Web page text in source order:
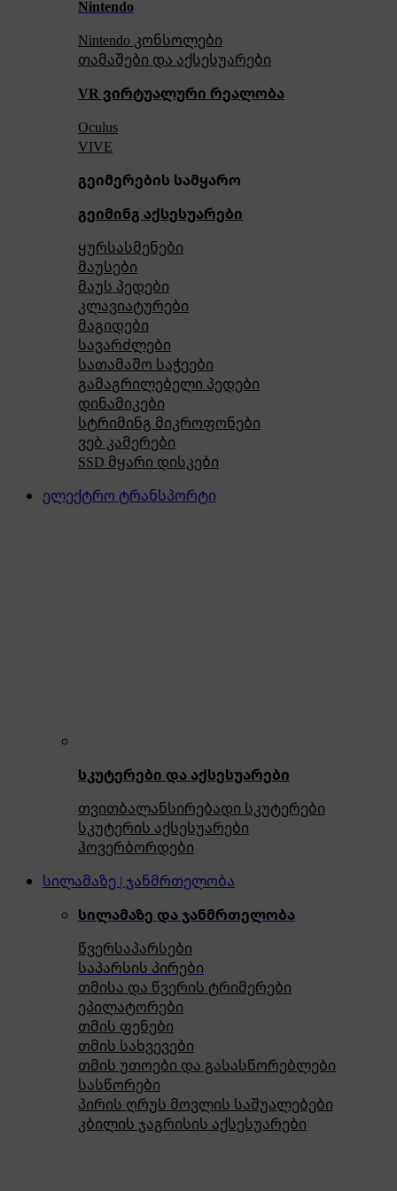
Nintendo
Nintendo კონსოლები
თამაშები და აქსესუარები
VR ვირტუალური რეალობა
Oculus
VIVE
გეიმერების სამყარო
გეიმინგ აქსესუარები
ყურსასმენები
მაუსები
მაუს პედები
კლავიატურები
მაგიდები
სავარძლები
სათამაშო საჭეები
გამაგრილებელი პედები
დინამიკები
სტრიმინგ მიკროფონები
ვებ კამერები
SSD მყარი დისკები
ელექტრო ტრანსპორტი
სკუტერები და აქსესუარები
თვითბალანსირებადი სკუტერები
სკუტერის აქსესუარები
ჰოვერბორდები
სილამაზე | ჯანმრთელობა
სილამაზე და ჯანმრთელობა
წვერსაპარსები
საპარსის პირები
თმისა და წვერის ტრიმერები
ეპილატორები
თმის ფენები
თმის სახვევები
თმის უთოები და გასასწორებლები
სასწორები
პირის ღრუს მოვლის საშუალებები
კბილის ჯაგრისის აქსესუარები